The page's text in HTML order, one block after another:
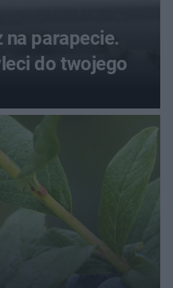
na parapecie.
do twojego